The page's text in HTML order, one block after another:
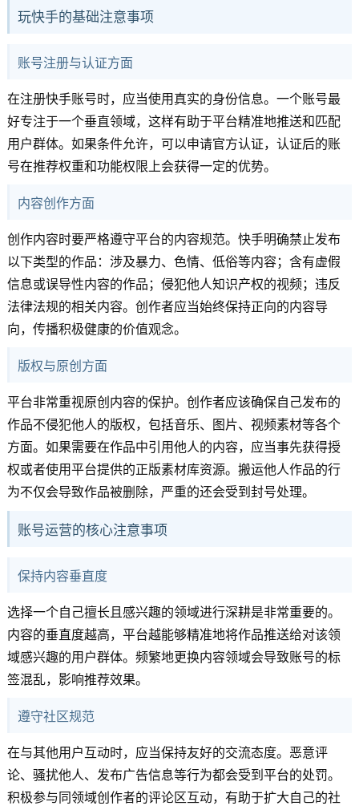
玩快手的基础注意事项
账号注册与认证方面
在注册快手账号时，应当使用真实的身份信息。一个账号最
好专注于一个垂直领域，这样有助于平台精准地推送和匹配
用户群体。如果条件允许，可以申请官方认证，认证后的账
号在推荐权重和功能权限上会获得一定的优势。
内容创作方面
创作内容时要严格遵守平台的内容规范。快手明确禁止发布
以下类型的作品：涉及暴力、色情、低俗等内容；含有虚假
信息或误导性内容的作品；侵犯他人知识产权的视频；违反
法律法规的相关内容。创作者应当始终保持正向的内容导
向，传播积极健康的价值观念。
版权与原创方面
平台非常重视原创内容的保护。创作者应该确保自己发布的
作品不侵犯他人的版权，包括音乐、图片、视频素材等各个
方面。如果需要在作品中引用他人的内容，应当事先获得授
权或者使用平台提供的正版素材库资源。搬运他人作品的行
为不仅会导致作品被删除，严重的还会受到封号处理。
账号运营的核心注意事项
保持内容垂直度
选择一个自己擅长且感兴趣的领域进行深耕是非常重要的。
内容的垂直度越高，平台越能够精准地将作品推送给对该领
域感兴趣的用户群体。频繁地更换内容领域会导致账号的标
签混乱，影响推荐效果。
遵守社区规范
在与其他用户互动时，应当保持友好的交流态度。恶意评
论、骚扰他人、发布广告信息等行为都会受到平台的处罚。
积极参与同领域创作者的评论区互动，有助于扩大自己的社